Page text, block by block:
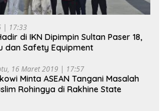
| 17:33
di IKN Dipimpin Sultan Paser 18,
dan Safety Equipment
16 Maret 2019 | 17:57
Minta ASEAN Tangani Masalah
Rohingya di Rakhine State